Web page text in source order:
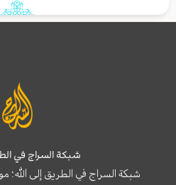
شبكة السراج في
شبكة السراج في الطريق إلى الله؛